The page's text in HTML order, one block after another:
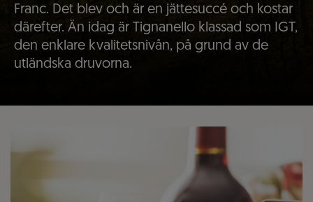
Franc. Det blev och är en jättesuccé och kostar
därefter. Än idag är Tignanello klassad som IGT,
den enklare kvalitetsnivån, på grund av de
utländska druvorna.